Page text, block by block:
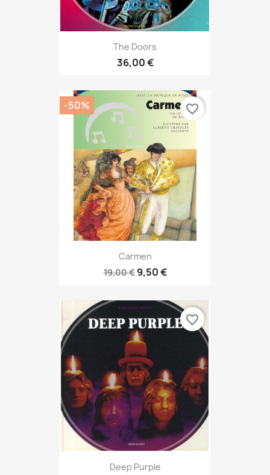
The Doors
36,00 €
Carmen
19,00 € 9,50 €
-50% favorite_border
Deep Purple
favorite_border